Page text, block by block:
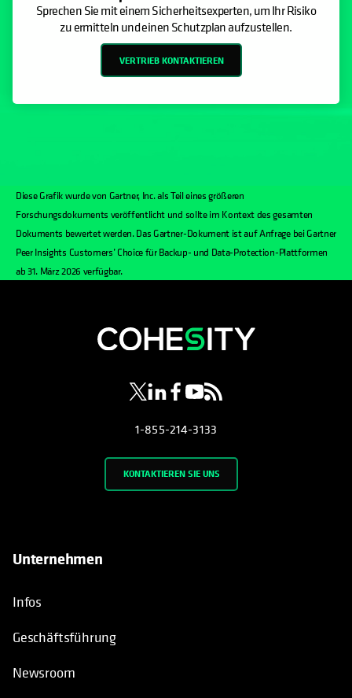
Sprechen Sie mit einem Sicherheitsexperten, um Ihr Risiko
zu ermitteln und einen Schutzplan aufzustellen.
VERTRIEB KONTAKTIEREN
Diese Grafik wurde von Gartner, Inc. als Teil eines größeren
Forschungsdokuments veröffentlicht und sollte im Kontext des gesamten
Dokuments bewertet werden. Das Gartner-Dokument ist auf Anfrage bei Gartner
Peer Insights Customers’ Choice für Backup- und Data-Protection-Plattformen
ab 31. März 2026 verfügbar.
wird in einer neuen Registerkarte
wird in einer neuen Registerkarte
wird in einer neuen
wird in einer neuen
wird in einer neuen
1-855-214-3133
KONTAKTIEREN SIE UNS
Unternehmen
Infos
Geschäftsführung
Newsroom